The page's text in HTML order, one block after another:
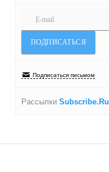
Подписаться письмом
Рассылки Subscribe.Ru